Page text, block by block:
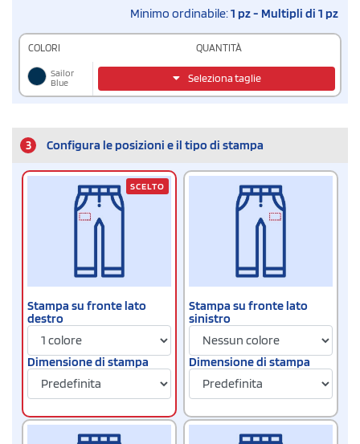
Minimo ordinabile:1 pz - Multipli di 1 pz
COLORI QUANTITÀ
Sailor
Blue
Seleziona taglie
3 Configura le posizioni e il tipo di stampa
Stampa su fronte lato
destro
Dimensione di stampa
SCELTO
Stampa su fronte lato
sinistro
Dimensione di stampa